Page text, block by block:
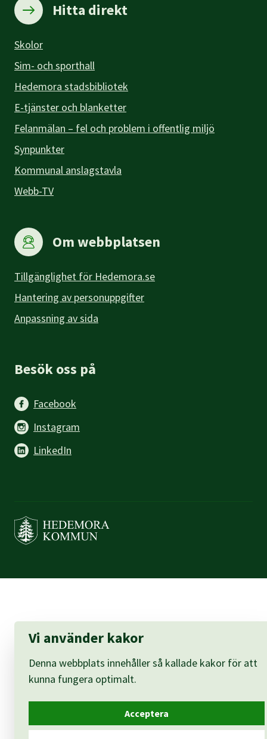
Hitta direkt
Skolor
Sim- och sporthall
Hedemora stadsbibliotek
E-tjänster och blanketter
Felanmälan – fel och problem i offentlig miljö
Synpunkter
Kommunal anslagstavla
Webb-TV
Om webbplatsen
Tillgänglighet för Hedemora.se
Hantering av personuppgifter
Anpassning av sida
Besök oss på
Facebook
Instagram
LinkedIn
Vi använder kakor
Denna webbplats innehåller så kallade kakor för att
kunna fungera optimalt.
Acceptera